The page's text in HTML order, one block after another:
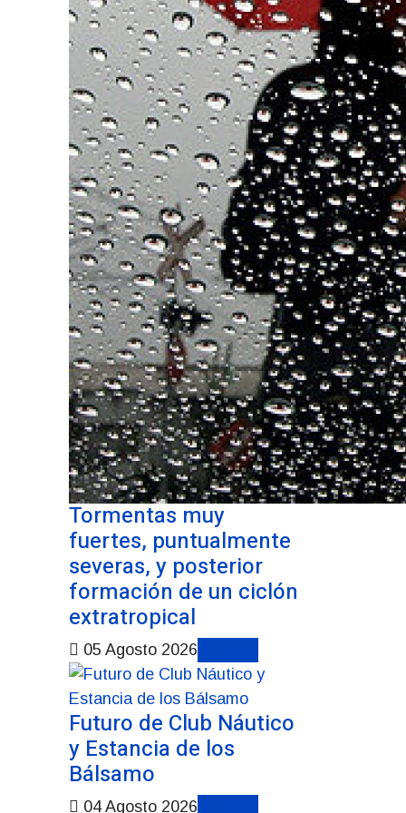
Tormentas muy
fuertes, puntualmente
severas, y posterior
formación de un ciclón
extratropical
05 Agosto 2026
Futuro de Club Náutico
y Estancia de los
Bálsamo
04 Agosto 2026